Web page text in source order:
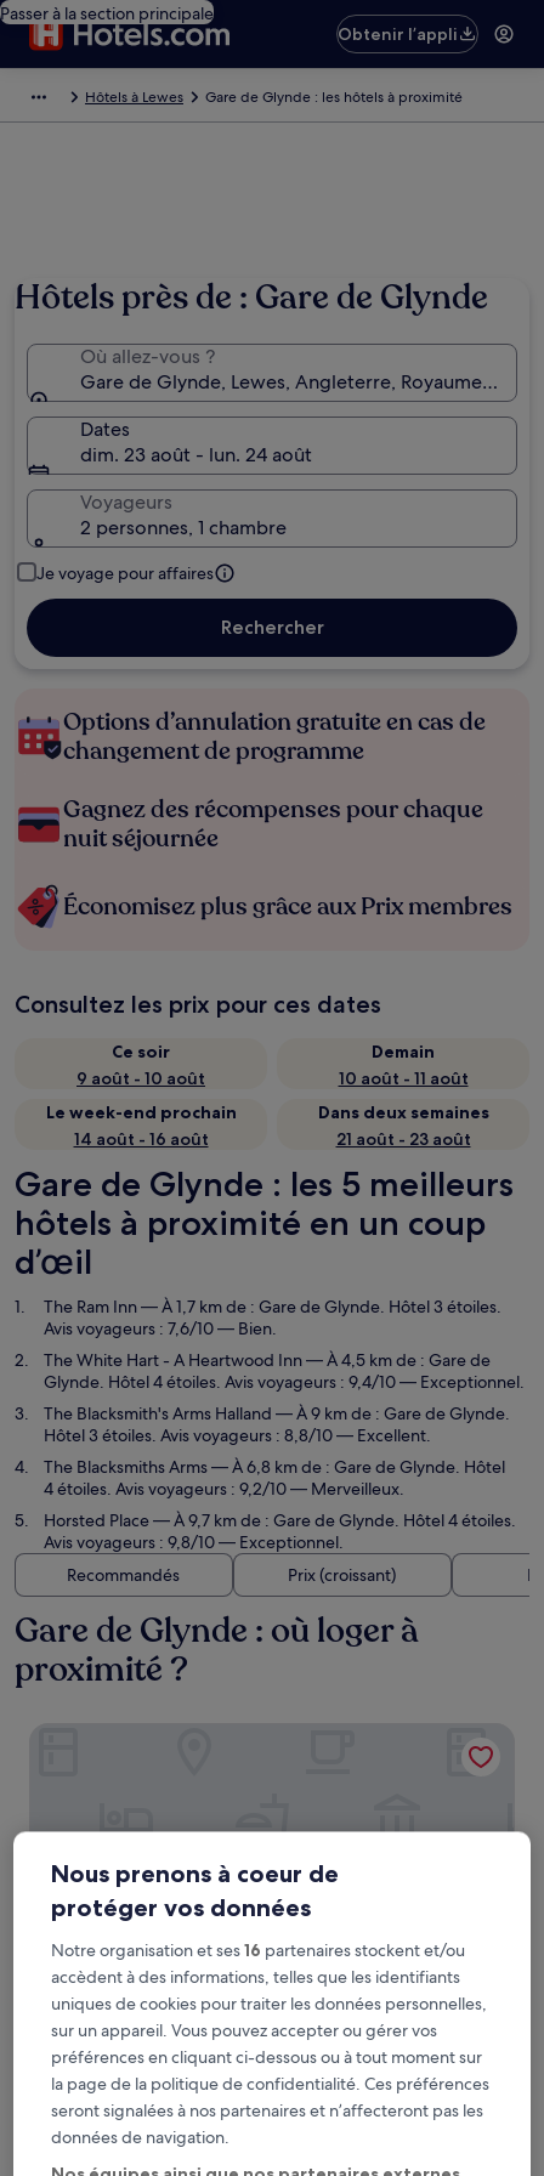
Passer à la section principale
Obtenir l’appli
Hôtels à Lewes Gare de Glynde : les hôtels à proximité
Hôtels près de : Gare de Glynde
Où allez-vous ?
Gare de Glynde, Lewes, Angleterre, Royaume-Uni
Dates
dim. 23 août - lun. 24 août
Voyageurs
2 personnes, 1 chambre
Je voyage pour affaires
Rechercher
Options d’annulation gratuite en cas de
changement de programme
Gagnez des récompenses pour chaque
nuit séjournée
Économisez plus grâce aux Prix membres
Consultez les prix pour ces dates
Ce soir
9 août - 10 août
Demain
10 août - 11 août
Le week-end prochain
14 août - 16 août
Dans deux semaines
21 août - 23 août
Gare de Glynde : les 5 meilleurs
hôtels à proximité en un coup
d’œil
The Ram Inn— À 1,7 km de : Gare de Glynde. Hôtel 3 étoiles.
Avis voyageurs : 7,6/10 — Bien.
The White Hart - A Heartwood Inn— À 4,5 km de : Gare de
Glynde. Hôtel 4 étoiles. Avis voyageurs : 9,4/10 — Exceptionnel.
The Blacksmith's Arms Halland — À 9 km de : Gare de Glynde.
Hôtel 3 étoiles. Avis voyageurs : 8,8/10 — Excellent.
The Blacksmiths Arms— À 6,8 km de : Gare de Glynde. Hôtel
4 étoiles. Avis voyageurs : 9,2/10 — Merveilleux.
Horsted Place— À 9,7 km de : Gare de Glynde. Hôtel 4 étoiles.
Avis voyageurs : 9,8/10 — Exceptionnel.
Recommandés
Prix (croissant)
Gare de Glynde : où loger à
proximité ?
The Ram Inn
The Ram Inn
Hébergement
3.0 étoiles
À 1,7 km de : Gare de Glynde
7.6
sur
7,6/10 Bien (25 avis)
nouveau
Nous prenons à coeur de
protéger vos données
Notre organisation et ses16 partenaires stockent et/ou
accèdent à des informations, telles que les identifiants
uniques de cookies pour traiter les données personnelles,
sur un appareil. Vous pouvez accepter ou gérer vos
préférences en cliquant ci-dessous ou à tout moment sur
la page de la politique de confidentialité. Ces préférences
seront signalées à nos partenaires et n’affecteront pas les
données de navigation.